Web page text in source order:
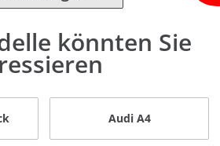
könnten Sie
Audi A4